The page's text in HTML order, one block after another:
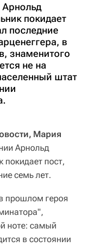
покидает
последние
в
знаменитого
не на
штат
Мария
Арнольд
покидает пост,
семь лет.
прошлом героя
ноте: самый
в состоянии